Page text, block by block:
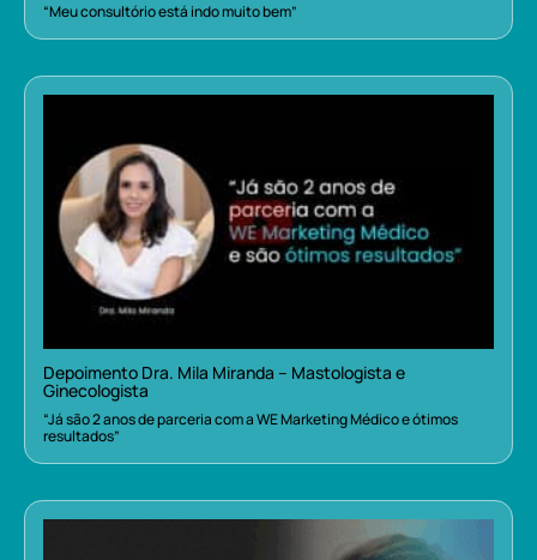
“Meu consultório está indo muito bem”
Depoimento Dra. Mila Miranda – Mastologista e
Ginecologista
“Já são 2 anos de parceria com a WE Marketing Médico e ótimos
resultados”